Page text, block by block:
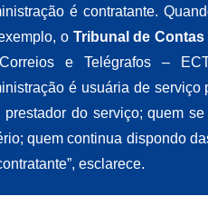
é contratante.
o Tribunal de
e Telégrafos –
é usuária de serviço
prestador do serviço; quem
quem continua dispondo
esclarece.